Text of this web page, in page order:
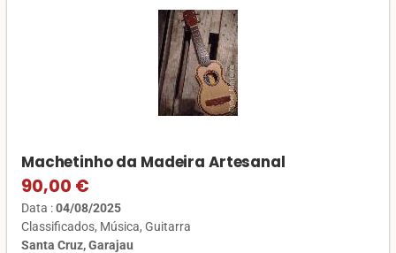
Machetinho da Madeira Artesanal
90,00 €
Data :04/08/2025
Classificados Música Guitarra
Santa Cruz, Garajau